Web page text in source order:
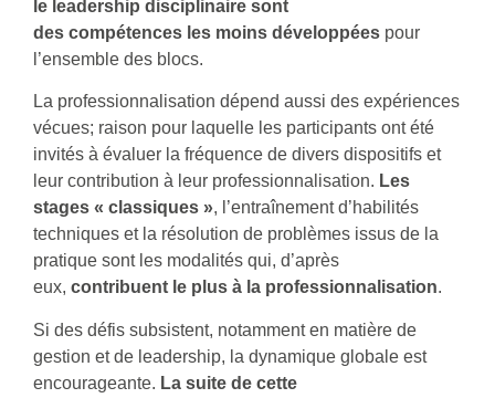
le leadership disciplinaire sont
des compétences les moins développées pour
l’ensemble des blocs.
La professionnalisation dépend aussi des expériences
vécues; raison pour laquelle les participants ont été
invités à évaluer la fréquence de divers dispositifs et
leur contribution à leur professionnalisation. Les
stages « classiques », l’entraînement d’habilités
techniques et la résolution de problèmes issus de la
pratique sont les modalités qui, d’après
eux, contribuent le plus à la professionnalisation.
Si des défis subsistent, notamment en matière de
gestion et de leadership, la dynamique globale est
encourageante. La suite de cette